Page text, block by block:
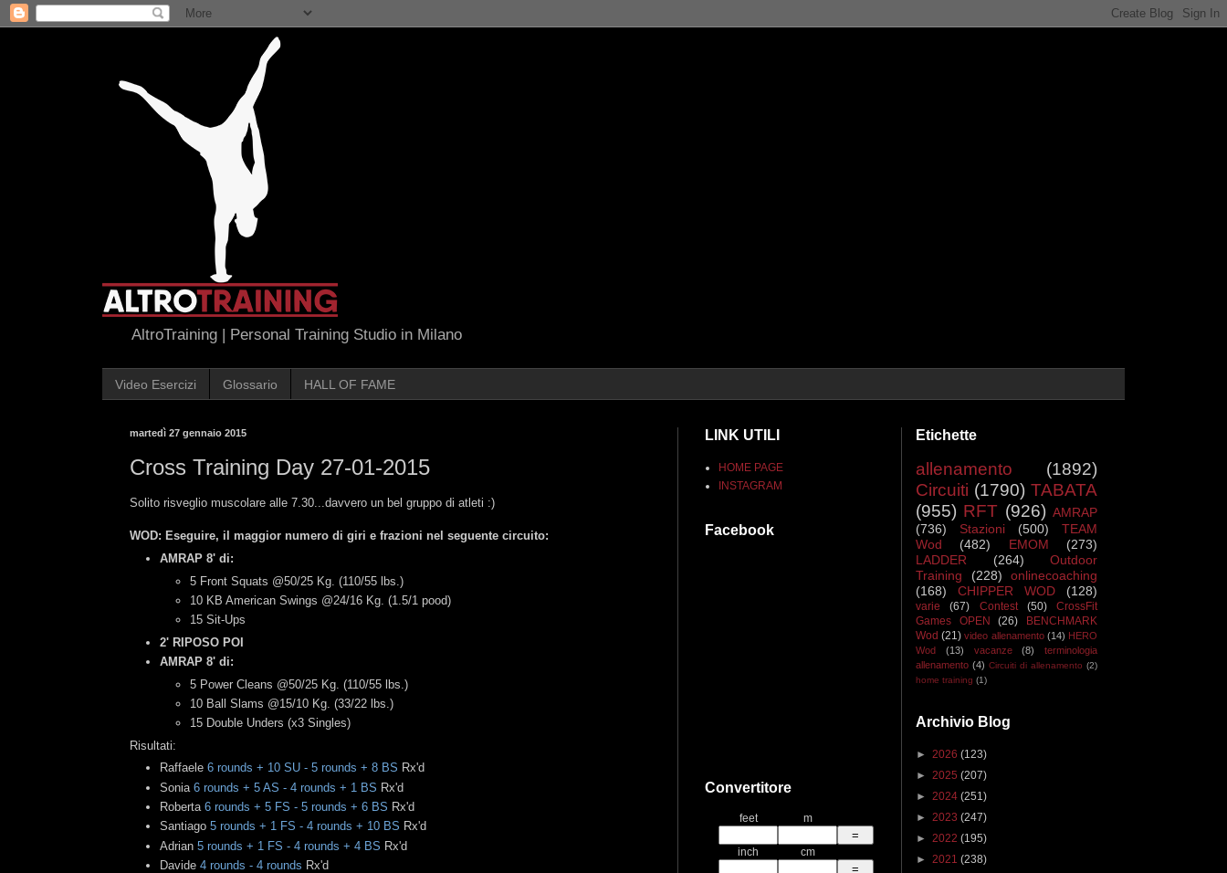
AltroTraining | Personal Training Studio in Milano
Video Esercizi Glossario HALL OF FAME
martedì 27 gennaio 2015
Cross Training Day 27-01-2015
Solito risveglio muscolare alle 7.30...davvero un bel gruppo di atleti :)
WOD: Eseguire, il maggior numero di giri e frazioni nel seguente circuito:
AMRAP 8' di:
5 Front Squats @50/25 Kg. (110/55 lbs.)
10 KB American Swings @24/16 Kg. (1.5/1 pood)
15 Sit-Ups
2' RIPOSO POI
AMRAP 8' di:
5 Power Cleans @50/25 Kg. (110/55 lbs.)
10 Ball Slams @15/10 Kg. (33/22 lbs.)
15 Double Unders (x3 Singles)
Risultati:
Raffaele 6 rounds + 10 SU - 5 rounds + 8 BS Rx'd
Sonia 6 rounds + 5 AS - 4 rounds + 1 BS Rx'd
Roberta 6 rounds + 5 FS - 5 rounds + 6 BS Rx'd
Santiago 5 rounds + 1 FS - 4 rounds + 10 BS Rx'd
Adrian 5 rounds + 1 FS - 4 rounds + 4 BS Rx'd
Davide 4 rounds - 4 rounds Rx'd
LINK UTILI
HOME PAGE
INSTAGRAM
Facebook
Convertitore
feet m
inch cm
Etichette
allenamento
(1892)
Circuiti (1790) TABATA
(955) RFT (926) AMRAP
(736)
Stazioni (500)
TEAM
Wod
(482) EMOM
(273)
LADDER
(264)
Outdoor
Training
(228)
onlinecoaching
(168)
CHIPPER WOD (128)
varie (67) Contest (50)
CrossFit
Games OPEN
(26)
BENCHMARK
Wod (21) video allenamento (14) HERO
Wod
(13) vacanze (8)
terminologia
allenamento (4) Circuiti di allenamento (2)
home training (1)
Archivio Blog
► 2026 (123)
► 2025 (207)
► 2024 (251)
► 2023 (247)
► 2022 (195)
► 2021 (238)